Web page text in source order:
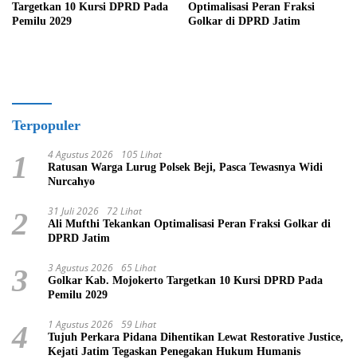
Targetkan 10 Kursi DPRD Pada
Pemilu 2029
Optimalisasi Peran Fraksi
Golkar di DPRD Jatim
Terpopuler
1 4 Agustus 2026 105 Lihat
Ratusan Warga Lurug Polsek Beji, Pasca Tewasnya Widi
Nurcahyo
2 31 Juli 2026 72 Lihat
Ali Mufthi Tekankan Optimalisasi Peran Fraksi Golkar di
DPRD Jatim
3 3 Agustus 2026 65 Lihat
Golkar Kab. Mojokerto Targetkan 10 Kursi DPRD Pada
Pemilu 2029
4 1 Agustus 2026 59 Lihat
Tujuh Perkara Pidana Dihentikan Lewat Restorative Justice,
Kejati Jatim Tegaskan Penegakan Hukum Humanis